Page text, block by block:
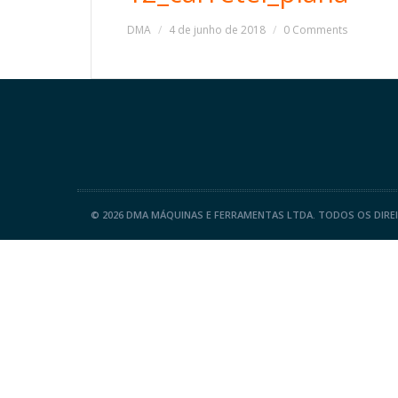
DMA 4 de junho de 2018 0 Comments
© 2026 DMA MÁQUINAS E FERRAMENTAS LTDA. TODOS OS